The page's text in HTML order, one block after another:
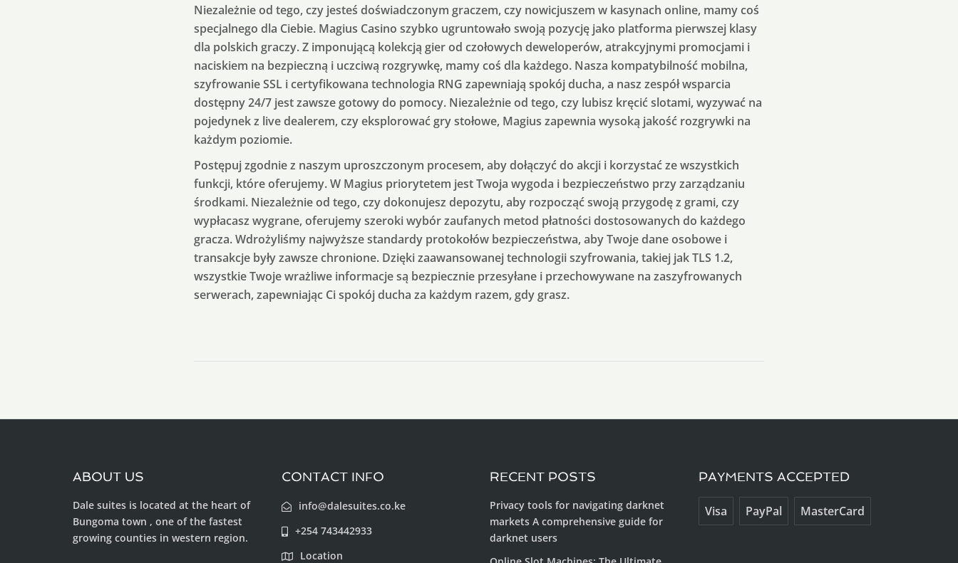
Niezależnie od tego, czy jesteś doświadczonym graczem, czy nowicjuszem w kasynach online, mamy coś
specjalnego dla Ciebie. Magius Casino szybko ugruntowało swoją pozycję jako platforma pierwszej klasy
dla polskich graczy. Z imponującą kolekcją gier od czołowych deweloperów, atrakcyjnymi promocjami i
naciskiem na bezpieczną i uczciwą rozgrywkę, mamy coś dla każdego. Nasza kompatybilność mobilna,
szyfrowanie SSL i certyfikowana technologia RNG zapewniają spokój ducha, a nasz zespół wsparcia
dostępny 24/7 jest zawsze gotowy do pomocy. Niezależnie od tego, czy lubisz kręcić slotami, wyzywać na
pojedynek z live dealerem, czy eksplorować gry stołowe, Magius zapewnia wysoką jakość rozgrywki na
każdym poziomie.
Postępuj zgodnie z naszym uproszczonym procesem, aby dołączyć do akcji i korzystać ze wszystkich
funkcji, które oferujemy. W Magius priorytetem jest Twoja wygoda i bezpieczeństwo przy zarządzaniu
środkami. Niezależnie od tego, czy dokonujesz depozytu, aby rozpocząć swoją przygodę z grami, czy
wypłacasz wygrane, oferujemy szeroki wybór zaufanych metod płatności dostosowanych do każdego
gracza. Wdrożyliśmy najwyższe standardy protokołów bezpieczeństwa, aby Twoje dane osobowe i
transakcje były zawsze chronione. Dzięki zaawansowanej technologii szyfrowania, takiej jak TLS 1.2,
wszystkie Twoje wrażliwe informacje są bezpiecznie przesyłane i przechowywane na zaszyfrowanych
serwerach, zapewniając Ci spokój ducha za każdym razem, gdy grasz.
ABOUT US
Dale suites is located at the heart of
Bungoma town , one of the fastest
growing counties in western region.
CONTACT INFO
info@dalesuites.co.ke
+254 743442933
Location
RECENT POSTS
Privacy tools for navigating darknet
markets A comprehensive guide for
darknet users
PAYMENTS ACCEPTED
Visa PayPal MasterCard